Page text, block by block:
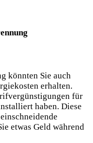
könnten Sie auch
erhalten.
für
haben. Diese
etwas Geld während